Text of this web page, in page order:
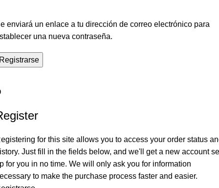
enviará un enlace a tu dirección de correo electrónico para
una nueva contraseña.
for this site allows you to access your order status
Just fill in the fields below, and we'll get a new account
for you in no time. We will only ask you for information
to make the purchase process faster and easier.